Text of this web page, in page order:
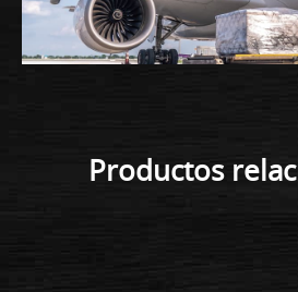
Productos